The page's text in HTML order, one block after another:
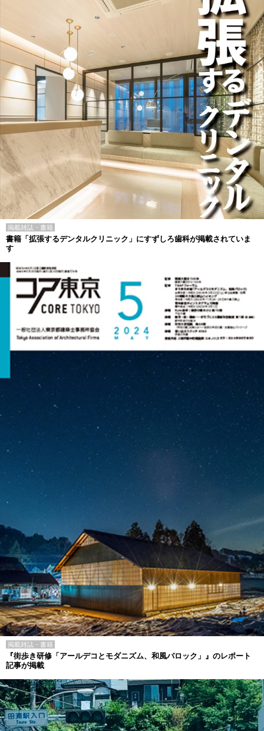
掲載雑誌・書籍
書籍「拡張するデンタルクリニック」にすずしろ歯科が掲載されていま
す
掲載雑誌・書籍
『街歩き研修「アールデコとモダニズム、和風バロック」』のレポート
記事が掲載